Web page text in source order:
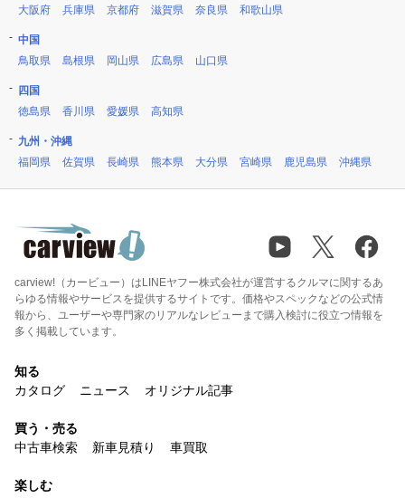
大阪府
兵庫県 京都府 滋賀県 奈良県 和歌山県
中国
鳥取県
島根県 岡山県 広島県 山口県
四国
徳島県
香川県 愛媛県 高知県
九州・沖縄
福岡県
佐賀県 長崎県 熊本県 大分県 宮崎県 鹿児島県 沖縄県
carview!（カービュー）はLINEヤフー株式会社が運営するクルマに関するあ
らゆる情報やサービスを提供するサイトです。価格やスペックなどの公式情
報から、ユーザーや専門家のリアルなレビューまで購入検討に役立つ情報を
多く掲載しています。
知る
カタログ
ニュース オリジナル記事
買う・売る
中古車検索
新車見積り 車買取
楽しむ